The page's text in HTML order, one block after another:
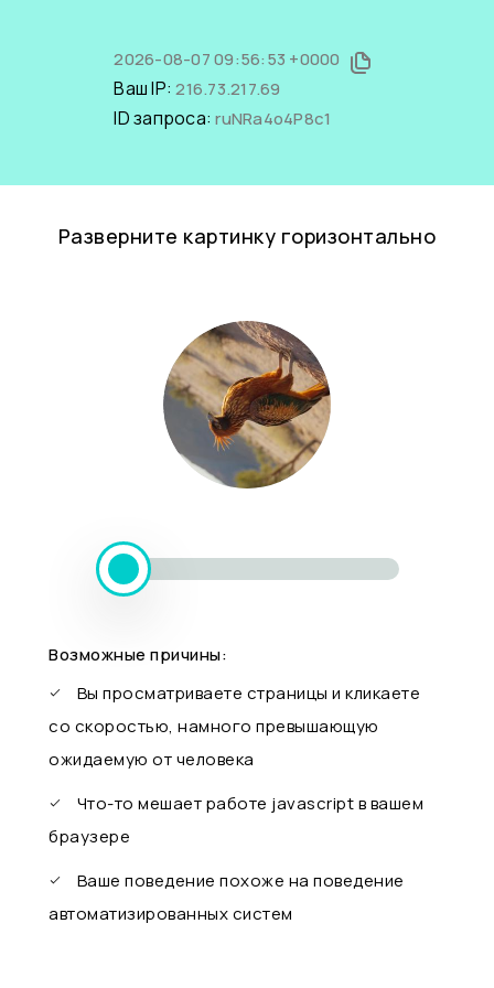
2026-08-07 09:56:53 +0000
Ваш IP:216.73.217.69
ID запроса:ruNRa4o4P8c1
Разверните картинку горизонтально
Возможные причины:
Вы просматриваете страницы и кликаете
со скоростью, намного превышающую
ожидаемую от человека
Что-то мешает работе javascript в вашем
браузере
Ваше поведение похоже на поведение
автоматизированных систем